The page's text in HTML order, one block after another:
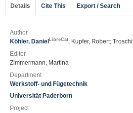
Details Cite This Export / Search
Author
Köhler, Daniel LibreCat; Kupfer, Robert;
Editor
Zimmermann, Martina
Department
Werkstoff- und Fügetechnik
Universität Paderborn
Project